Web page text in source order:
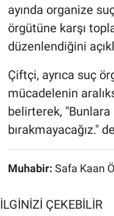
ayında organize
örgütüne karşı
düzenlendiğini
Çiftçi, ayrıca suç
mücadelenin
belirterek,
bırakmayacağız."
Muhabir: Safa Kaan